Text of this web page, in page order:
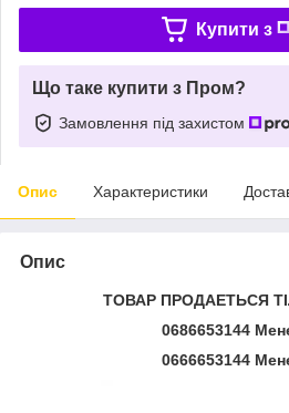
Купити з
Що таке купити з Пром?
Замовлення під захистом
Опис Характеристики
Опис
ТОВАР ПРОДАЕТЬСЯ
0686653144
0666653144